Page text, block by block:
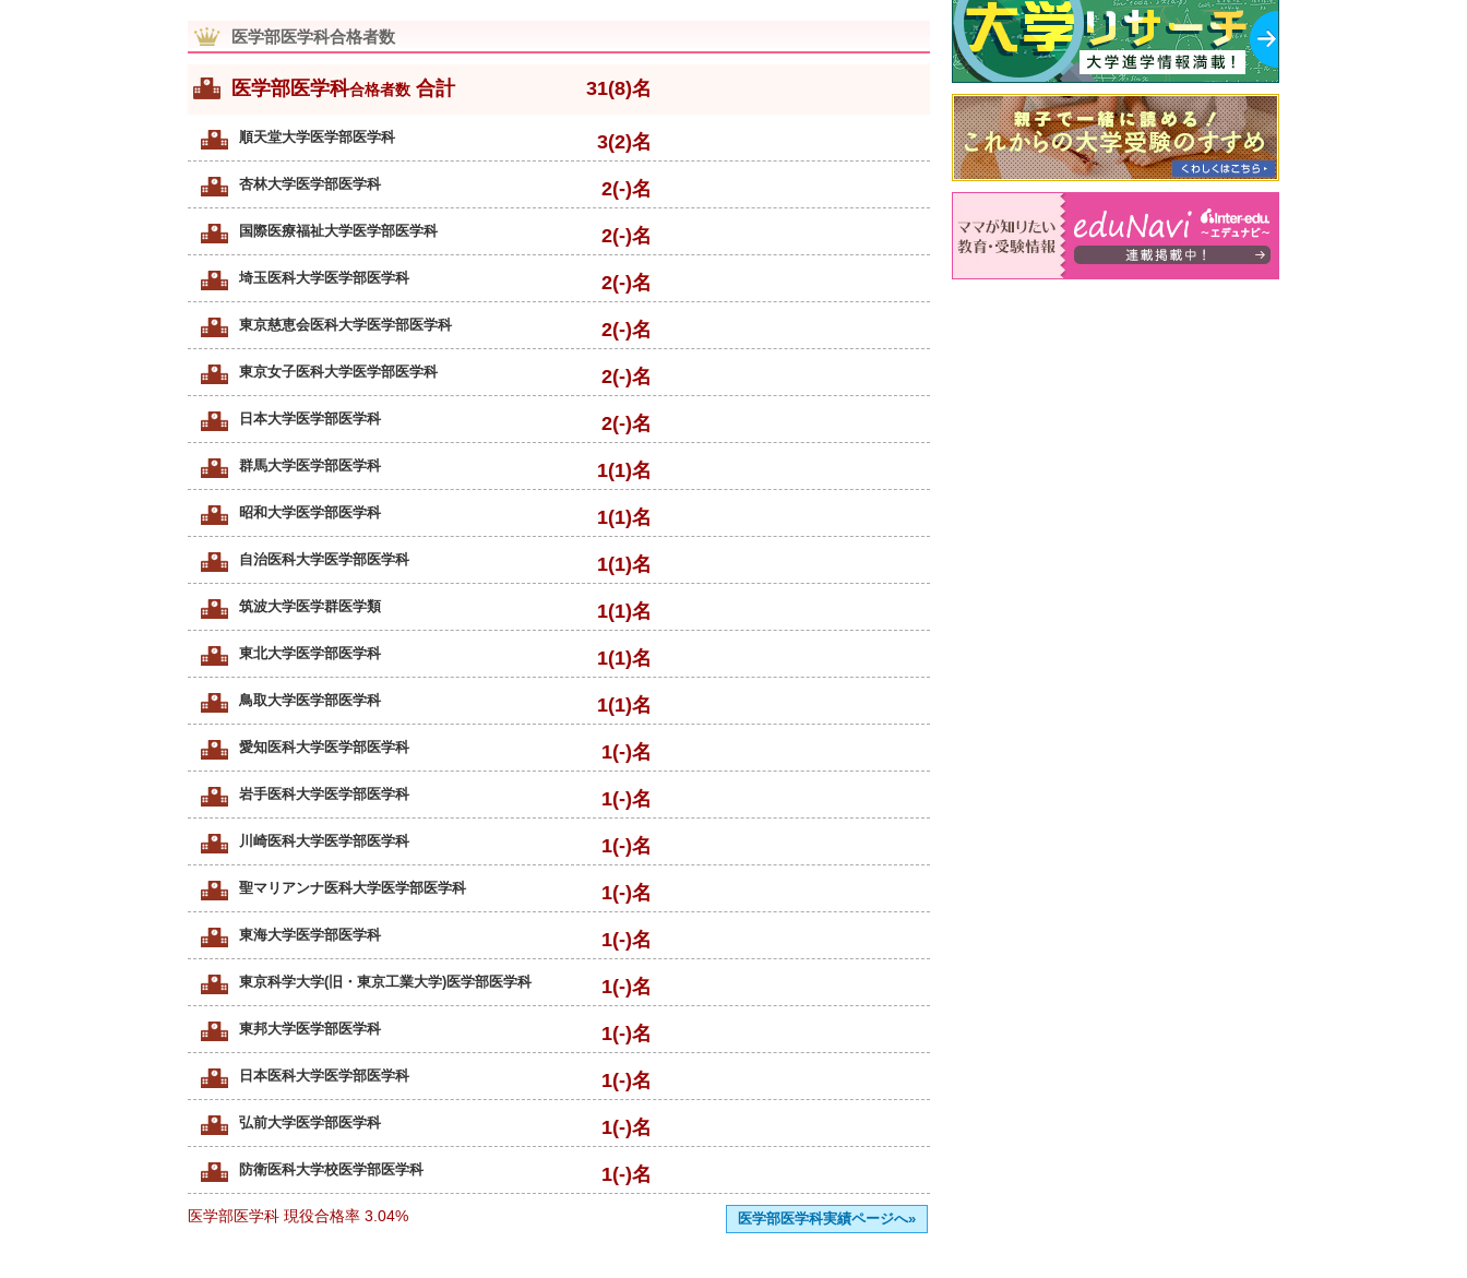
医学部医学科合格者数
医学部医学科合格者数 合計 31(8)名
順天堂大学医学部医学科 3(2)名
杏林大学医学部医学科 2(-)名
国際医療福祉大学医学部医学科 2(-)名
埼玉医科大学医学部医学科 2(-)名
東京慈恵会医科大学医学部医学科 2(-)名
東京女子医科大学医学部医学科 2(-)名
日本大学医学部医学科 2(-)名
群馬大学医学部医学科 1(1)名
昭和大学医学部医学科 1(1)名
自治医科大学医学部医学科 1(1)名
筑波大学医学群医学類 1(1)名
東北大学医学部医学科 1(1)名
鳥取大学医学部医学科 1(1)名
愛知医科大学医学部医学科 1(-)名
岩手医科大学医学部医学科 1(-)名
川崎医科大学医学部医学科 1(-)名
聖マリアンナ医科大学医学部医学科 1(-)名
東海大学医学部医学科 1(-)名
東京科学大学(旧・東京工業大学)医学部医学科 1(-)名
東邦大学医学部医学科 1(-)名
日本医科大学医学部医学科 1(-)名
弘前大学医学部医学科 1(-)名
防衛医科大学校医学部医学科 1(-)名
医学部医学科 現役合格率 3.04% 医学部医学科実績ページへ»